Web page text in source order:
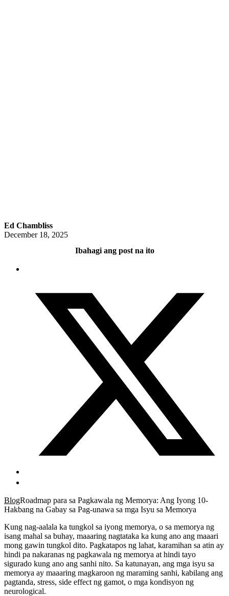
Ed Chambliss
December 18, 2025
Ibahagi ang post na ito
BlogRoadmap para sa Pagkawala ng Memorya: Ang Iyong 10-
Hakbang na Gabay sa Pag-unawa sa mga Isyu sa Memorya
Kung nag-aalala ka tungkol sa iyong memorya, o sa memorya ng
isang mahal sa buhay, maaaring nagtataka ka kung ano ang maaari
mong gawin tungkol dito. Pagkatapos ng lahat, karamihan sa atin ay
hindi pa nakaranas ng pagkawala ng memorya at hindi tayo
sigurado kung ano ang sanhi nito. Sa katunayan, ang mga isyu sa
memorya ay maaaring magkaroon ng maraming sanhi, kabilang ang
pagtanda, stress, side effect ng gamot, o mga kondisyon ng
neurological.